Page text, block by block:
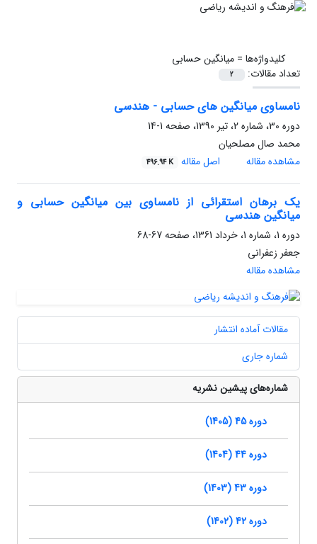
کلیدواژه‌ها =میانگین حسابی
تعداد مقالات:
2
نامساوی میانگین های حسابی - هندسی
دوره 30، شماره 2، تیر 1390، صفحه
1-14
محمد صال مصلحیان
مشاهده مقاله
اصل مقاله 496.94 K
یک برهان استقرائی از نامساوی بین میانگین حسابی و
میانگین هندسی
دوره 1، شماره 1، خرداد 1361، صفحه
67-68
جعفر زعفرانی
مشاهده مقاله
مقالات آماده انتشار
شماره جاری
شماره‌های پیشین نشریه
دوره 45 (1405)
دوره 44 (1404)
دوره 43 (1403)
دوره 42 (1402)